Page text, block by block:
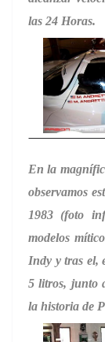
las 24 Horas.
En la
observamos
1983 (foto
modelos
Indy y tras el,
5 litros, junto
la historia de